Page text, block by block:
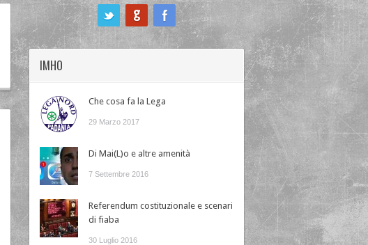
IMHO
Che cosa fa la Lega
29 Marzo 2017
Di Mai(L)o e altre amenità
7 Settembre 2016
Referendum costituzionale e scenari
di fiaba
30 Luglio 2016